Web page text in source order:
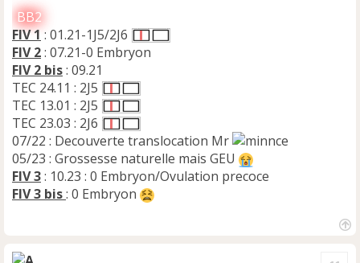
BB2
FIV 1 : 01.21-1J5/2J6
FIV 2: 07.21-0 Embryon
FIV 2 bis: 09.21
TEC 24.11 : 2J5
TEC 13.01 : 2J5
TEC 23.03 : 2J6
07/22 : Decouverte translocation Mr
05/23 : Grossesse naturelle mais GEU
FIV 3: 10.23 : 0 Embryon/Ovulation precoce
FIV 3 bis: 0 Embryon